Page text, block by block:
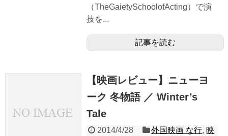
（TheGaietySchoolofActing）で演
技を...
記事を読む
【映画レビュー】ニューヨ
ーク 冬物語 ／ Winter’s
Tale
2014/4/28 外国映画 な行, 映